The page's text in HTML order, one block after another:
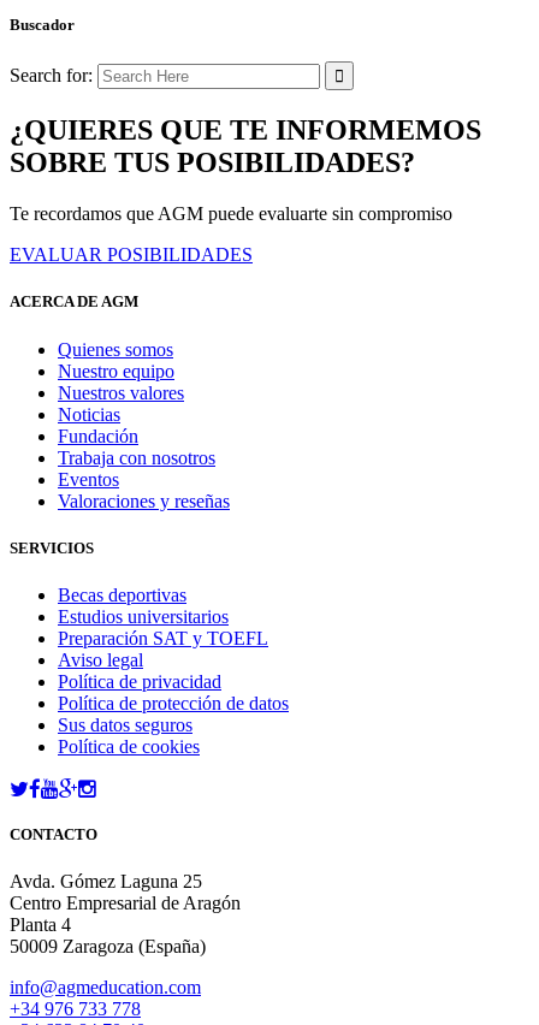
Buscador
Search for:
¿QUIERES QUE TE INFORMEMOS
SOBRE TUS POSIBILIDADES?
Te recordamos que AGM puede evaluarte sin compromiso
EVALUAR POSIBILIDADES
ACERCA DE AGM
Quienes somos
Nuestro equipo
Nuestros valores
Noticias
Fundación
Trabaja con nosotros
Eventos
Valoraciones y reseñas
SERVICIOS
Becas deportivas
Estudios universitarios
Preparación SAT y TOEFL
Aviso legal
Política de privacidad
Política de protección de datos
Sus datos seguros
Política de cookies
CONTACTO
Avda. Gómez Laguna 25
Centro Empresarial de Aragón
Planta 4
50009 Zaragoza (España)
info@agmeducation.com
+34 976 733 778